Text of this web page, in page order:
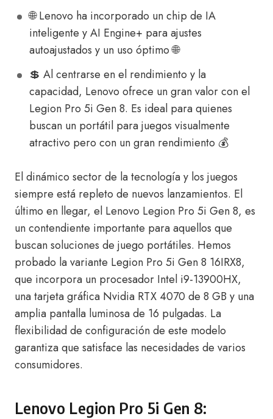
🌐 Lenovo ha incorporado un chip de IA
inteligente y AI Engine+ para ajustes
autoajustados y un uso óptimo 🌐
💲 Al centrarse en el rendimiento y la
capacidad, Lenovo ofrece un gran valor con el
Legion Pro 5i Gen 8. Es ideal para quienes
buscan un portátil para juegos visualmente
atractivo pero con un gran rendimiento 💰
El dinámico sector de la tecnología y los juegos
siempre está repleto de nuevos lanzamientos. El
último en llegar, el Lenovo Legion Pro 5i Gen 8, es
un contendiente importante para aquellos que
buscan soluciones de juego portátiles. Hemos
probado la variante Legion Pro 5i Gen 8 16IRX8,
que incorpora un procesador Intel i9-13900HX,
una tarjeta gráfica Nvidia RTX 4070 de 8 GB y una
amplia pantalla luminosa de 16 pulgadas. La
flexibilidad de configuración de este modelo
garantiza que satisface las necesidades de varios
consumidores.
Lenovo Legion Pro 5i Gen 8: